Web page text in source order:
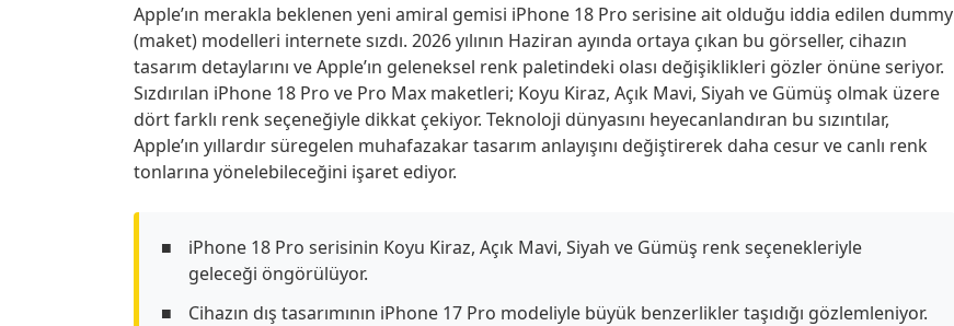
Apple’ın merakla beklenen yeni amiral gemisi iPhone 18 Pro serisine ait olduğu iddia edilen dummy
(maket) modelleri internete sızdı. 2026 yılının Haziran ayında ortaya çıkan bu görseller, cihazın
tasarım detaylarını ve Apple’ın geleneksel renk paletindeki olası değişiklikleri gözler önüne seriyor.
Sızdırılan iPhone 18 Pro ve Pro Max maketleri; Koyu Kiraz, Açık Mavi, Siyah ve Gümüş olmak üzere
dört farklı renk seçeneğiyle dikkat çekiyor. Teknoloji dünyasını heyecanlandıran bu sızıntılar,
Apple’ın yıllardır süregelen muhafazakar tasarım anlayışını değiştirerek daha cesur ve canlı renk
tonlarına yönelebileceğini işaret ediyor.
iPhone 18 Pro serisinin Koyu Kiraz, Açık Mavi, Siyah ve Gümüş renk seçenekleriyle
geleceği öngörülüyor.
Cihazın dış tasarımının iPhone 17 Pro modeliyle büyük benzerlikler taşıdığı gözlemleniyor.